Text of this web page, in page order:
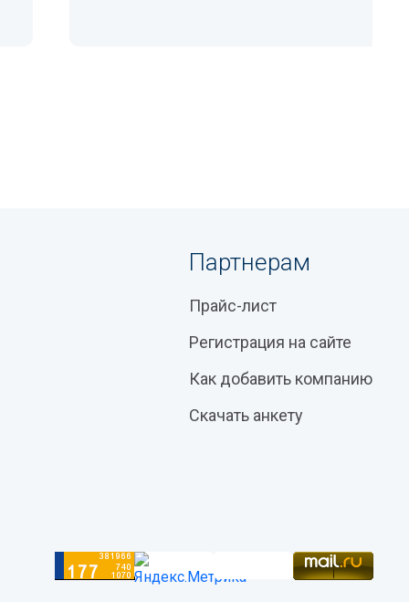
Партнерам
Прайс-лист
Регистрация на сайте
Как добавить компанию
Скачать анкету